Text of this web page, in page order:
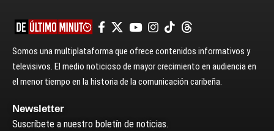
Somos una multiplataforma que ofrece contenidos informativos y
televisivos. El medio noticioso de mayor crecimiento en audiencia en
el menor tiempo en la historia de la comunicación caribeña.
Newsletter
Suscríbete a nuestro boletín de noticias.